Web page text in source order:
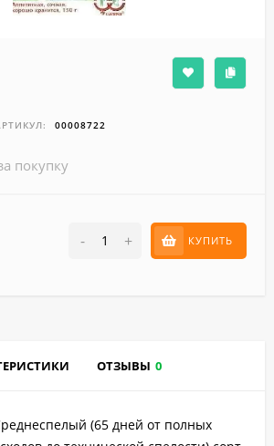
00008722
покупку
- + КУПИТЬ
ОТЗЫВЫ 0
(65 дней от полных